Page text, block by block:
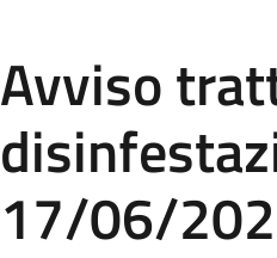
Avviso
17/06/